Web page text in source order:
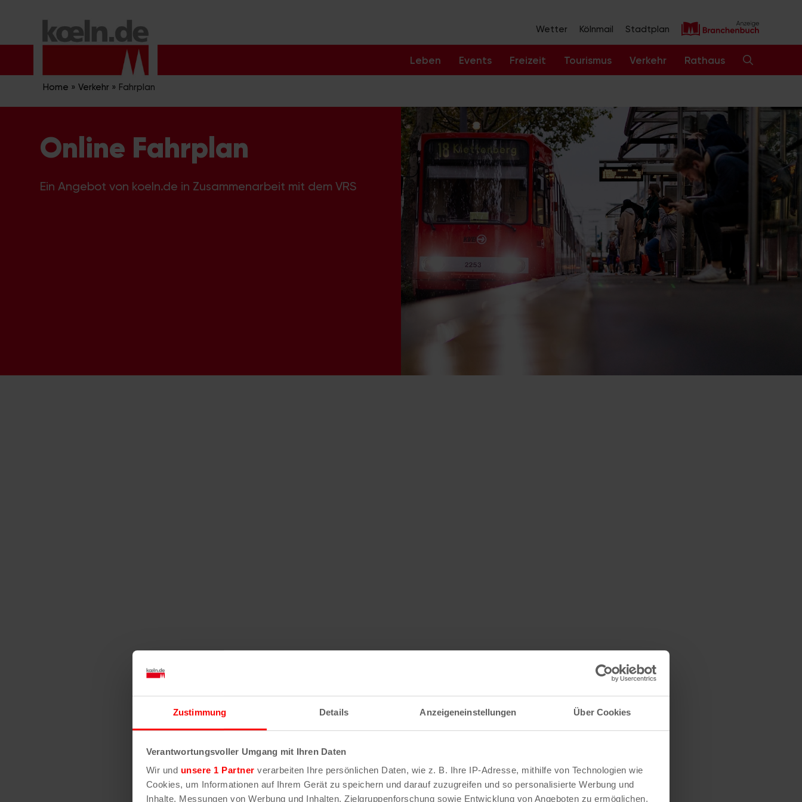
Zustimmung Details Anzeigeneinstellungen Über Cookies
Verantwortungsvoller Umgang mit Ihren Daten
Wir und unsere 1 Partner verarbeiten Ihre persönlichen Daten, wie z. B. Ihre IP-Adresse, mithilfe von Technologien wie
Cookies, um Informationen auf Ihrem Gerät zu speichern und darauf zuzugreifen und so personalisierte Werbung und
Inhalte, Messungen von Werbung und Inhalten, Zielgruppenforschung sowie Entwicklung von Angeboten zu ermöglichen.
Inhalt
Wetter Kölnmail Stadtplan
Leben Events Freizeit Tourismus Verkehr Rathaus
Home » Verkehr » Fahrplan
Online Fahrplan
Ein Angebot von koeln.de in Zusammenarbeit mit dem VRS